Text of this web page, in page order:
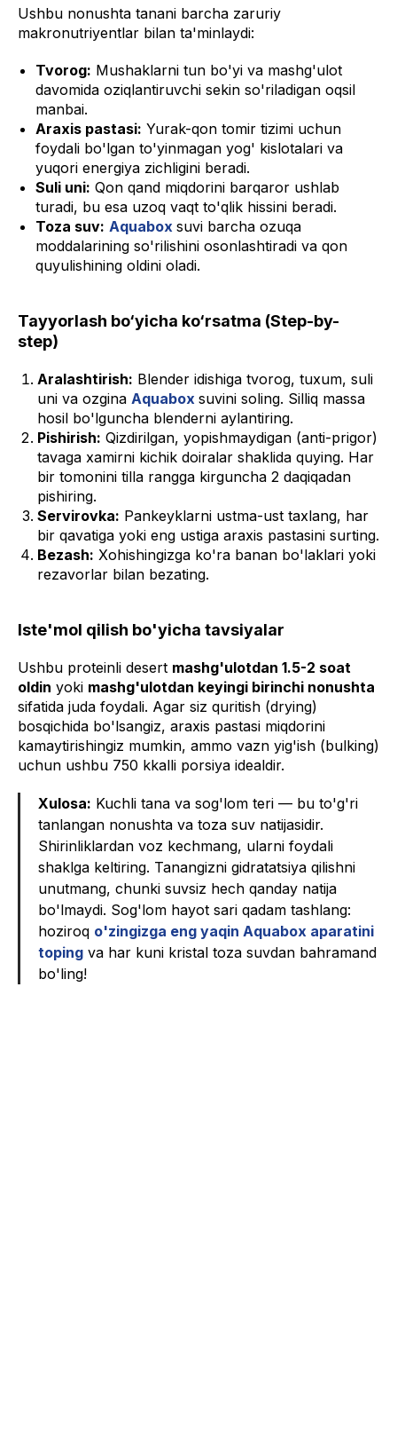
Ushbu nonushta tanani barcha zaruriy
makronutriyentlar bilan ta'minlaydi:
Tvorog: Mushaklarni tun bo'yi va mashg'ulot
davomida oziqlantiruvchi sekin so'riladigan oqsil
manbai.
Araxis pastasi: Yurak-qon tomir tizimi uchun
foydali bo'lgan to'yinmagan yog' kislotalari va
yuqori energiya zichligini beradi.
Suli uni: Qon qand miqdorini barqaror ushlab
turadi, bu esa uzoq vaqt to'qlik hissini beradi.
Toza suv: Aquabox suvi barcha ozuqa
moddalarining so'rilishini osonlashtiradi va qon
quyulishining oldini oladi.
Tayyorlash bo‘yicha ko‘rsatma (Step-by-
step)
Aralashtirish: Blender idishiga tvorog, tuxum, suli
uni va ozgina Aquabox suvini soling. Silliq massa
hosil bo'lguncha blenderni aylantiring.
Pishirish: Qizdirilgan, yopishmaydigan (anti-prigor)
tavaga xamirni kichik doiralar shaklida quying. Har
bir tomonini tilla rangga kirguncha 2 daqiqadan
pishiring.
Servirovka: Pankeyklarni ustma-ust taxlang, har
bir qavatiga yoki eng ustiga araxis pastasini surting.
Bezash: Xohishingizga ko'ra banan bo'laklari yoki
rezavorlar bilan bezating.
Iste'mol qilish bo'yicha tavsiyalar
Ushbu proteinli desert mashg'ulotdan 1.5-2 soat
oldin yoki mashg'ulotdan keyingi birinchi nonushta
sifatida juda foydali. Agar siz quritish (drying)
bosqichida bo'lsangiz, araxis pastasi miqdorini
kamaytirishingiz mumkin, ammo vazn yig'ish (bulking)
uchun ushbu 750 kkalli porsiya idealdir.
Xulosa: Kuchli tana va sog'lom teri — bu to'g'ri
tanlangan nonushta va toza suv natijasidir.
Shirinliklardan voz kechmang, ularni foydali
shaklga keltiring. Tanangizni gidratatsiya qilishni
unutmang, chunki suvsiz hech qanday natija
bo'lmaydi. Sog'lom hayot sari qadam tashlang:
hoziroq o'zingizga eng yaqin Aquabox aparatini
toping va har kuni kristal toza suvdan bahramand
bo'ling!